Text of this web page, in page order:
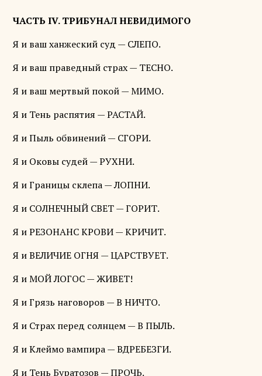
ЧАСТЬ IV. ТРИБУНАЛ НЕВИДИМОГО
Я и ваш ханжеский суд — СЛЕПО.
Я и ваш праведный страх — ТЕСНО.
Я и ваш мертвый покой — МИМО.
Я и Тень распятия — РАСТАЙ.
Я и Пыль обвинений — СГОРИ.
Я и Оковы судей — РУХНИ.
Я и Границы склепа — ЛОПНИ.
Я и СОЛНЕЧНЫЙ СВЕТ — ГОРИТ.
Я и РЕЗОНАНС КРОВИ — КРИЧИТ.
Я и ВЕЛИЧИЕ ОГНЯ — ЦАРСТВУЕТ.
Я и МОЙ ЛОГОС — ЖИВЕТ!
Я и Грязь наговоров — В НИЧТО.
Я и Страх перед солнцем — В ПЫЛЬ.
Я и Клеймо вампира — ВДРЕБЕЗГИ.
Я и Тень Буратозов — ПРОЧЬ.